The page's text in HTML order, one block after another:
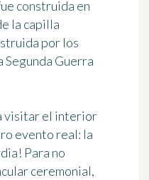
construida en
la capilla
por los
Guerra
visitar el interior
evento real: la
! Para no
ceremonial,